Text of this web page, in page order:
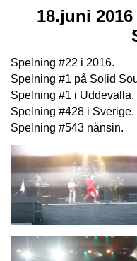
18.juni
Spelning #22 i 2016.
Spelning #1 på Solid
Spelning #1 i Uddevalla.
Spelning #428 i Sverige.
Spelning #543 nånsin.